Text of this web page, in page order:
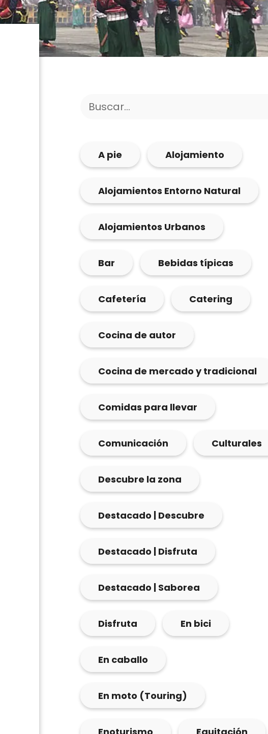
A pie Alojamiento
Alojamientos Entorno Natural
Alojamientos Urbanos
Bar Bebidas típicas
Cafetería Catering
Cocina de autor
Cocina de mercado y tradicional
Comidas para llevar
Comunicación Culturales
Descubre la zona
Destacado | Descubre
Destacado | Disfruta
Destacado | Saborea
Disfruta En bici
En caballo
En moto (Touring)